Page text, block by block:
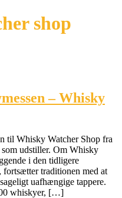
shop
– Whisky
til Whisky Watcher Shop fra
som udstiller. Om Whisky
i den tidligere
fortsætter traditionen med at
uafhængige tappere.
whiskyer, […]